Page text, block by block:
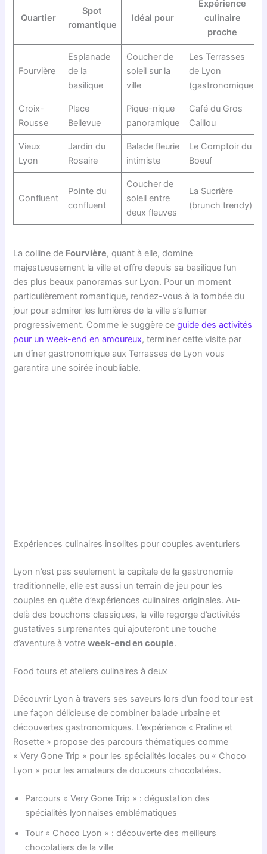
Quartier
Spot
romantique
Idéal pour
Expérience
culinaire
proche
Fourvière
Esplanade
de la
basilique
Coucher de
soleil sur la
ville
Les Terrasses
de Lyon
(gastronomique)
Croix-
Rousse
Place
Bellevue
Pique-nique
panoramique
Café du Gros
Caillou
Vieux
Lyon
Jardin du
Rosaire
Balade fleurie
intimiste
Le Comptoir du
Boeuf
Confluent
Pointe du
confluent
Coucher de
soleil entre
deux fleuves
La Sucrière
(brunch trendy)
La colline de Fourvière, quant à elle, domine
majestueusement la ville et offre depuis sa basilique l’un
des plus beaux panoramas sur Lyon. Pour un moment
particulièrement romantique, rendez-vous à la tombée du
jour pour admirer les lumières de la ville s’allumer
progressivement. Comme le suggère ceguide des activités
pour un week-end en amoureux, terminer cette visite par
un dîner gastronomique aux Terrasses de Lyon vous
garantira une soirée inoubliable.
Expériences culinaires insolites pour couples aventuriers
Lyon n’est pas seulement la capitale de la gastronomie
traditionnelle, elle est aussi un terrain de jeu pour les
couples en quête d’expériences culinaires originales. Au-
delà des bouchons classiques, la ville regorge d’activités
gustatives surprenantes qui ajouteront une touche
d’aventure à votreweek-end en couple.
Food tours et ateliers culinaires à deux
Découvrir Lyon à travers ses saveurs lors d’un food tour est
une façon délicieuse de combiner balade urbaine et
découvertes gastronomiques. L’expérience « Praline et
Rosette » propose des parcours thématiques comme
« Very Gone Trip » pour les spécialités locales ou « Choco
Lyon » pour les amateurs de douceurs chocolatées.
Parcours « Very Gone Trip » : dégustation des
spécialités lyonnaises emblématiques
Tour « Choco Lyon » : découverte des meilleurs
chocolatiers de la ville